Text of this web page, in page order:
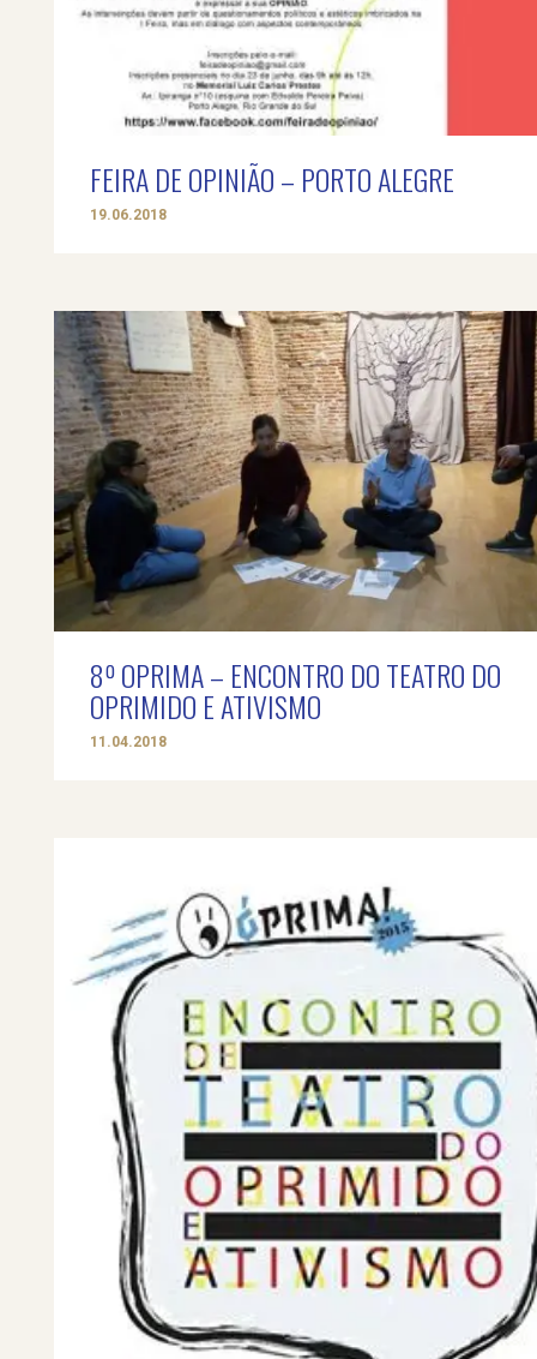
FEIRA DE OPINIÃO – PORTO ALEGRE
19.06.2018
8º OPRIMA – ENCONTRO DO TEATRO DO
OPRIMIDO E ATIVISMO
11.04.2018